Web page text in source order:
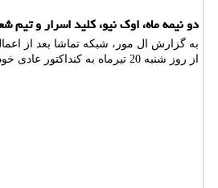
دو نیمه ماه، اوک نیو، کلید اسرار و تیم
به گزارش ال مور، شبکه تماشا بعد از
از روز شنبه 20 تیرماه به کنداکتور عادی خود بازمی گردد.